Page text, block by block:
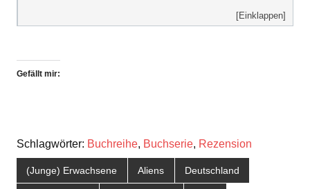
[Einklappen]
Gefällt mir:
Schlagwörter: Buchreihe, Buchserie, Rezension
(Junge) Erwachsene Aliens Deutschland